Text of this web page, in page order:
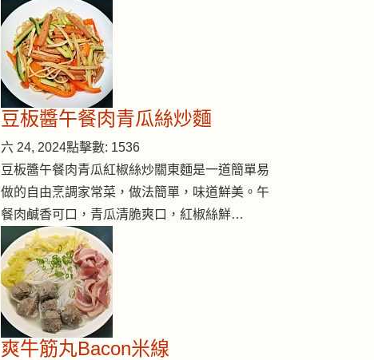
豆板醬午餐肉青瓜絲炒麵
六 24, 2024點擊數: 1536
豆板醬午餐肉青瓜紅椒絲炒關東麵是一道簡單易
做的自由烹調家常菜，做法簡單，味道鮮美。午
餐肉鹹香可口，青瓜清脆爽口，紅椒絲鮮…
爽牛筋丸Bacon米線